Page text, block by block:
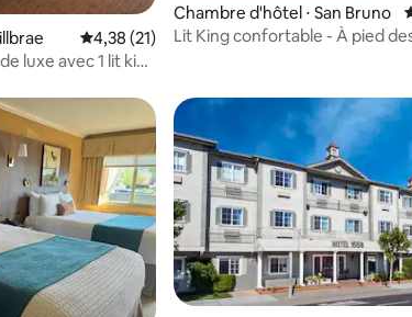
Évaluation moyenne sur la base de 21
4,38 (21)
luxe avec 1 lit king
Chambre d'hôtel ⋅ San Bruno
Lit King confortable - À pied